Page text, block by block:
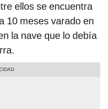
ellos se encuentra
10 meses varado en
la nave que lo debía